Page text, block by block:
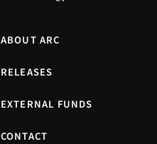
ABOUT ARC
RELEASES
EXTERNAL FUNDS
CONTACT